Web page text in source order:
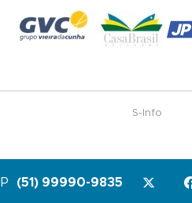
S-Info
(51) 99990-9835